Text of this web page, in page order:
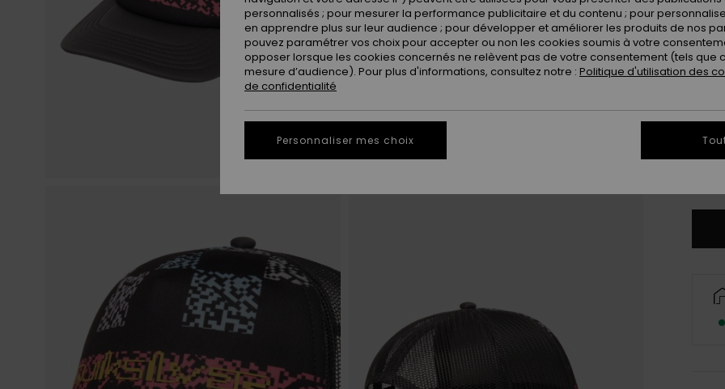
personnalisés ; pour mesurer la performance publicitaire et du contenu ; pour
en apprendre plus sur leur audience ; pour développer et améliorer les produits de nos
pouvez paramétrer vos choix pour accepter ou non les cookies soumis à votre
opposer lorsque les cookies concernés ne relèvent pas de votre consentement (tels que
mesure d’audience). Pour plus d'informations, consultez notre : Politique d'utilisation des
de confidentialité
Personnaliser mes choix